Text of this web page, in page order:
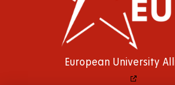
European University